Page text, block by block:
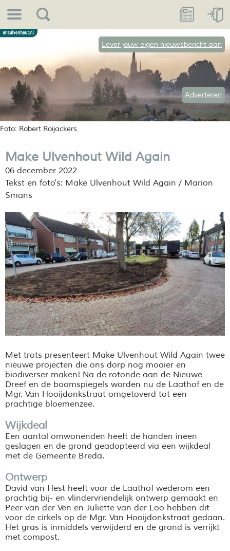
Foto: Robert Roijackers
Lever jouw eigen nieuwsbericht aan
Adverteren
Make Ulvenhout Wild Again
06 december 2022
Tekst en foto's: Make Ulvenhout Wild Again / Marion
Smans
Met trots presenteert Make Ulvenhout Wild Again twee
nieuwe projecten die ons dorp nog mooier en
biodiverser maken! Na de rotonde aan de Nieuwe
Dreef en de boomspiegels worden nu de Laathof en de
Mgr. Van Hooijdonkstraat omgetoverd tot een
prachtige bloemenzee.
Wijkdeal
Een aantal omwonenden heeft de handen ineen
geslagen en de grond geadopteerd via een wijkdeal
met de Gemeente Breda.
Ontwerp
David van Hest heeft voor de Laathof wederom een
prachtig bij- en vlindervriendelijk ontwerp gemaakt en
Peer van der Ven en Juliette van der Loo hebben dit
voor de cirkels op de Mgr. Van Hooijdonkstraat gedaan.
Het gras is inmiddels verwijderd en de grond is verrijkt
met compost.